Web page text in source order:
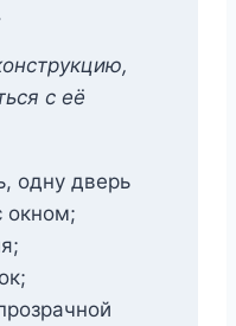
с её
одну дверь
окном;